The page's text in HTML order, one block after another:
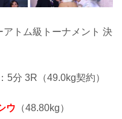
トム級トーナメント 決
5分 3R（49.0kg契約）
ウ （48.80kg）